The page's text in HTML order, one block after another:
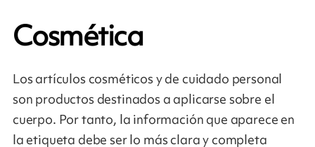
Cosmética
Los artículos cosméticos y de cuidado personal
son productos destinados a aplicarse sobre el
cuerpo. Por tanto, la información que aparece en
la etiqueta debe ser lo más clara y completa